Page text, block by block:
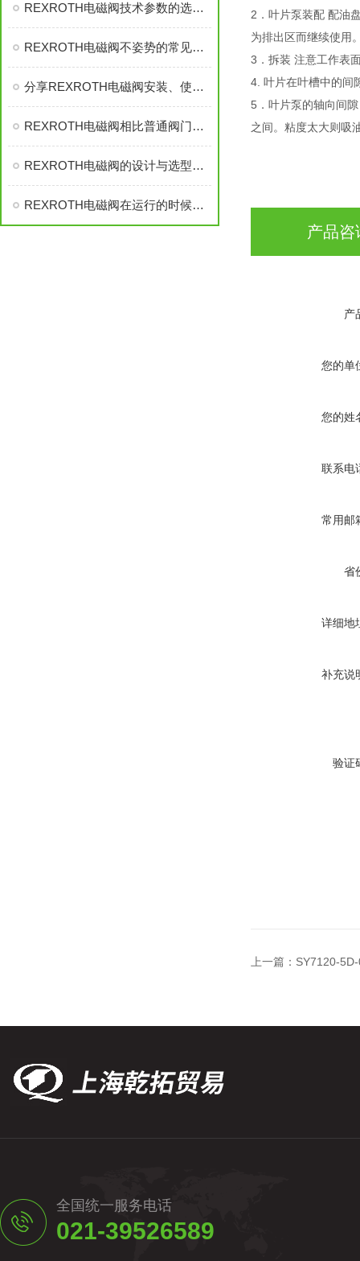
REXROTH电磁阀技术参数的选择及选型
REXROTH电磁阀不姿势的常见问题清查方式
分享REXROTH电磁阀安装、使用时应注意的几点
REXROTH电磁阀相比普通阀门的优胜之处
REXROTH电磁阀的设计与选型资料有哪些
REXROTH电磁阀在运行的时候是靠哪些参数控制
2．叶片泵装配 配油
为排出区而继续使用
3．拆装 注意工作表
4. 叶片在叶槽中的间
5．叶片泵的轴向间
之间。粘度太大则吸
产品咨
产
您的单
您的姓
联系电
常用邮
省
详细地
补充说
验证
上一篇： SY7120-
全国统一服务电话
021-39526589